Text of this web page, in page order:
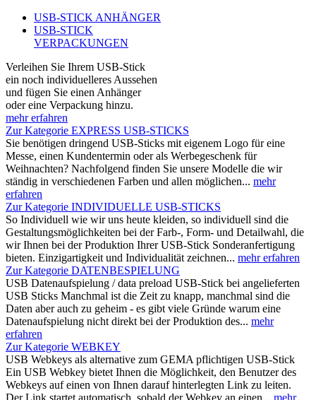
USB-STICK ANHÄNGER
USB-STICK
VERPACKUNGEN
Verleihen Sie Ihrem USB-Stick
ein noch individuelleres Aussehen
und fügen Sie einen Anhänger
oder eine Verpackung hinzu.
mehr erfahren
Zur Kategorie EXPRESS USB-STICKS
Sie benötigen dringend USB-Sticks mit eigenem Logo für eine
Messe, einen Kundentermin oder als Werbegeschenk für
Weihnachten? Nachfolgend finden Sie unsere Modelle die wir
ständig in verschiedenen Farben und allen möglichen... mehr
erfahren
Zur Kategorie INDIVIDUELLE USB-STICKS
So Individuell wie wir uns heute kleiden, so individuell sind die
Gestaltungsmöglichkeiten bei der Farb-, Form- und Detailwahl, die
wir Ihnen bei der Produktion Ihrer USB-Stick Sonderanfertigung
bieten. Einzigartigkeit und Individualität zeichnen... mehr erfahren
Zur Kategorie DATENBESPIELUNG
USB Datenaufspielung / data preload USB-Stick bei angelieferten
USB Sticks Manchmal ist die Zeit zu knapp, manchmal sind die
Daten aber auch zu geheim - es gibt viele Gründe warum eine
Datenaufspielung nicht direkt bei der Produktion des... mehr
erfahren
Zur Kategorie WEBKEY
USB Webkeys als alternative zum GEMA pflichtigen USB-Stick
Ein USB Webkey bietet Ihnen die Möglichkeit, den Benutzer des
Webkeys auf einen von Ihnen darauf hinterlegten Link zu leiten.
Der Link startet automatisch, sobald der Webkey an einen... mehr